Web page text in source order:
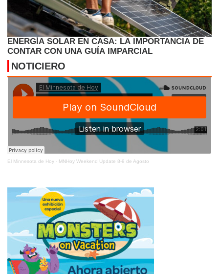
ENERGÍA SOLAR EN CASA: LA IMPORTANCIA DE
CONTAR CON UNA GUÍA IMPARCIAL
NOTICIERO
El Minnesota de Hoy · MNHoy Weekend Update 8-9 de Agosto